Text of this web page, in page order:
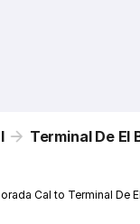
Terminal De El
Cal to Terminal De